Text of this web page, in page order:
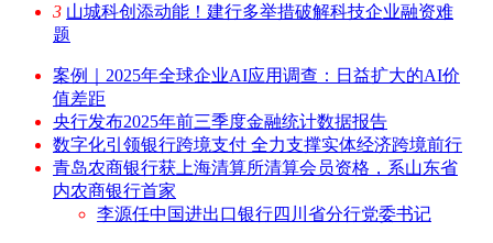
3 山城科创添动能！建行多举措破解科技企业融资难
题
案例｜2025年全球企业AI应用调查：日益扩大的AI价
值差距
央行发布2025年前三季度金融统计数据报告
数字化引领银行跨境支付 全力支撑实体经济跨境前行
青岛农商银行获上海清算所清算会员资格，系山东省
内农商银行首家
李源任中国进出口银行四川省分行党委书记